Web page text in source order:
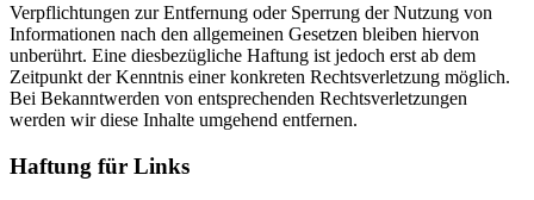
Verpflichtungen zur Entfernung oder Sperrung der Nutzung von
Informationen nach den allgemeinen Gesetzen bleiben hiervon
unberührt. Eine diesbezügliche Haftung ist jedoch erst ab dem
Zeitpunkt der Kenntnis einer konkreten Rechtsverletzung möglich.
Bei Bekanntwerden von entsprechenden Rechtsverletzungen
werden wir diese Inhalte umgehend entfernen.
Haftung für Links